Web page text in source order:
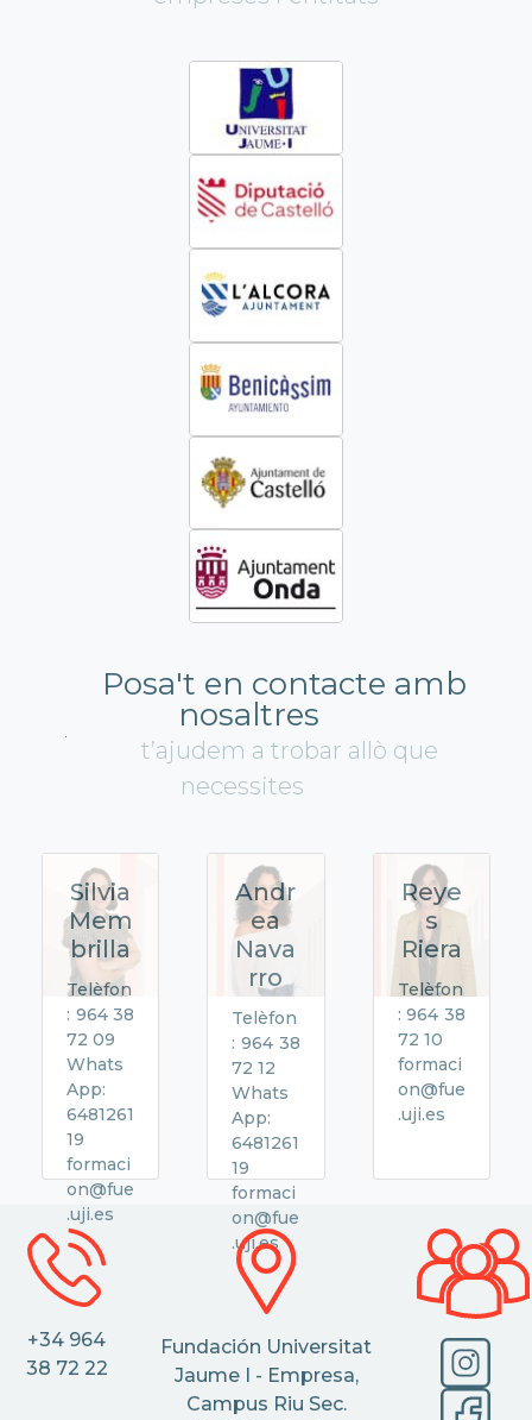
Posa't en contacte amb
nosaltres
t’ajudem a trobar allò que
necessites
Silvia
Mem
brilla
Telèfon
: 964 38
72 09
Whats
App:
6481261
19
formaci
on@fue
.uji.es
Andr
ea
Nava
rro
Telèfon
: 964 38
72 12
Whats
App:
6481261
19
formaci
on@fue
.uji.es
Reye
s
Riera
Telèfon
: 964 38
72 10
formaci
on@fue
.uji.es
+34 964
38 72 22
Fundación Universitat
Jaume I - Empresa,
Campus Riu Sec.